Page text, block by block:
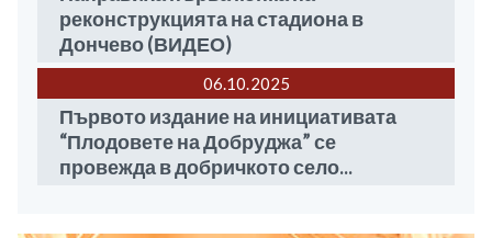
реконструкцията на стадиона в
Дончево (ВИДЕО)
06.10 2025
Първото издание на инициативата
“Плодовете на Добруджа” се
провежда в добричкото село...